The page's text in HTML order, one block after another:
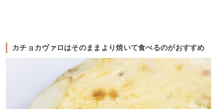
カチョカヴァロはそのままより焼いて食べるのがおすすめ